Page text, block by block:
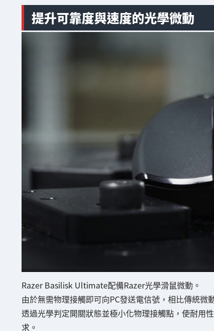
提升可靠度與速度的光學微動
Razer Basilisk Ultimate配備Razer光學滑鼠微動。
由於無需物理接觸即可向PC發送電信號，相比傳統
透過光學判定開關狀態並極小化物理接觸點，使耐用
求。